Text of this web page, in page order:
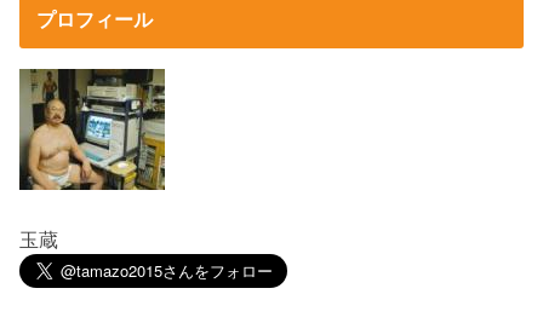
プロフィール
玉蔵